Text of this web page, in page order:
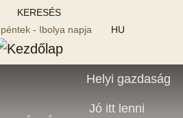
KERESÉS
- Ibolya napja
HU
Helyi gazdaság
Jó itt lenni